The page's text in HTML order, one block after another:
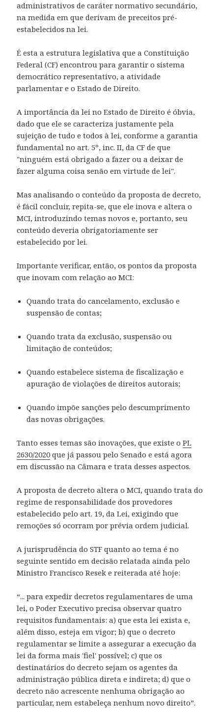
administrativos de caráter normativo secundário,
na medida em que derivam de preceitos pré-
estabelecidos na lei.
É esta a estrutura legislativa que a Constituição
Federal (CF) encontrou para garantir o sistema
democrático representativo, a atividade
parlamentar e o Estado de Direito.
A importância da lei no Estado de Direito é óbvia,
dado que ele se caracteriza justamente pela
sujeição de tudo e todos à lei, conforme a garantia
fundamental no art. 5º, inc. II, da CF de que
"ninguém está obrigado a fazer ou a deixar de
fazer alguma coisa senão em virtude de lei".
Mas analisando o conteúdo da proposta de decreto,
é fácil concluir, repita-se, que ele inova e altera o
MCI, introduzindo temas novos e, portanto, seu
conteúdo deveria obrigatoriamente ser
estabelecido por lei.
Importante verificar, então, os pontos da proposta
que inovam com relação ao MCI:
Quando trata do cancelamento, exclusão e
suspensão de contas;
Quando trata da exclusão, suspensão ou
limitação de conteúdos;
Quando estabelece sistema de fiscalização e
apuração de violações de direitos autorais;
Quando impõe sanções pelo descumprimento
das novas obrigações.
Tanto esses temas são inovações, que existe oPL
2630/2020 que já passou pelo Senado e está agora
em discussão na Câmara e trata desses aspectos.
A proposta de decreto altera o MCI, quando trata do
regime de responsabilidade dos provedores
estabelecido pelo art. 19, da Lei, exigindo que
remoções só ocorram por prévia ordem judicial.
A jurisprudência do STF quanto ao tema é no
seguinte sentido em decisão relatada ainda pelo
Ministro Francisco Resek e reiterada até hoje:
“... para expedir decretos regulamentares de uma
lei, o Poder Executivo precisa observar quatro
requisitos fundamentais: a) que esta lei exista e,
além disso, esteja em vigor; b) que o decreto
regulamentar se limite a assegurar a execução da
lei da forma mais 'fiel' possível; c) que os
destinatários do decreto sejam os agentes da
administração pública direta e indireta; d) que o
decreto não acrescente nenhuma obrigação ao
particular, nem estabeleça nenhum novo direito”.